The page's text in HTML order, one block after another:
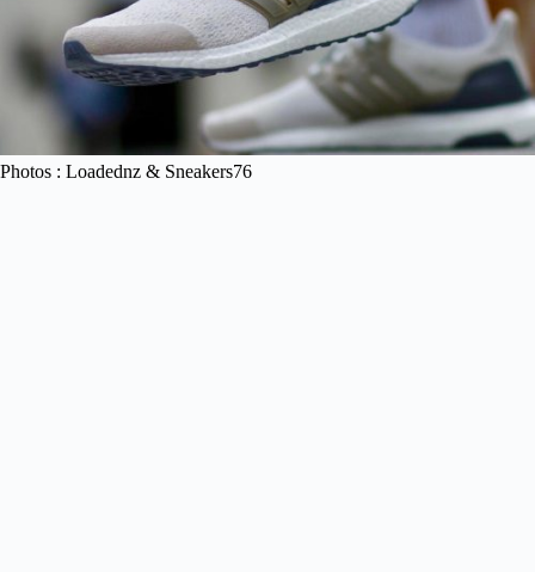
Photos : Loadednz & Sneakers76